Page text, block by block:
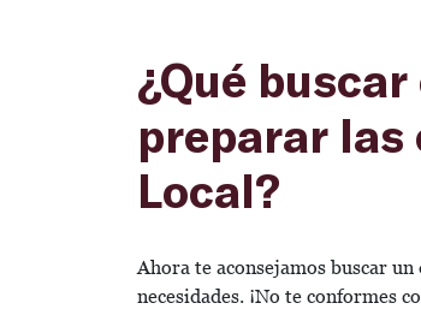
¿Qué
preparar las
Local?
Ahora te aconsejamos buscar un
necesidades. ¡No te conformes